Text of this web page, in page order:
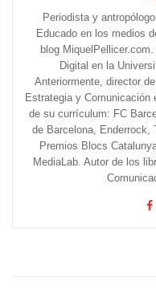
Periodista y
Educado en los medios
blog
Digital en la
Anteriormente, director
Estrategia y Comunicación
de su currículum: FC
de Barcelona, Enderrock,
Premios Blocs
MediaLab. Autor de los